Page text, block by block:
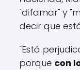
"difamar" y
decir que
"Está
porque con